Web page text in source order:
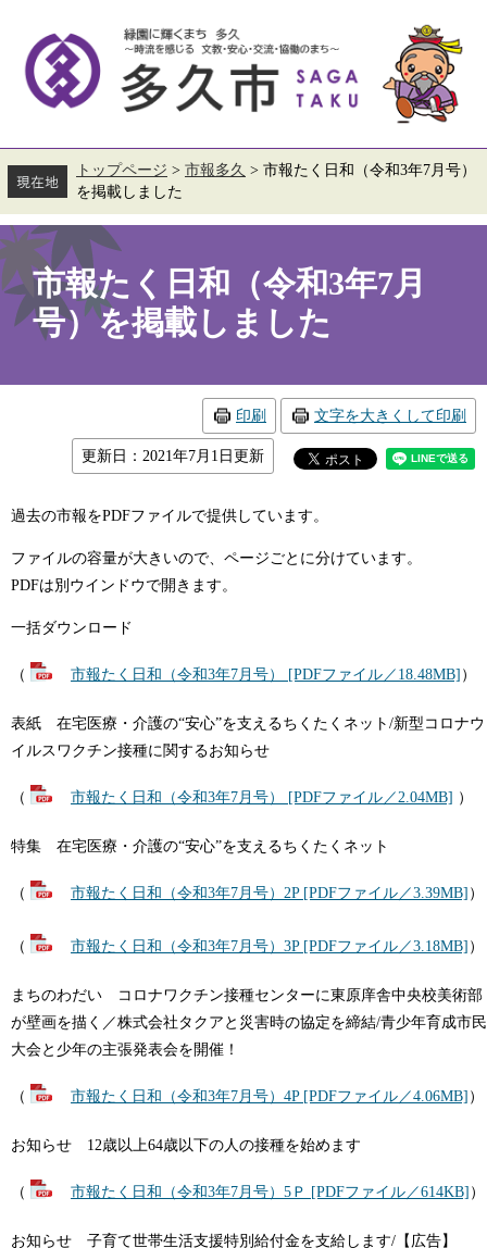
す。
し
て
へ
トップページ > 市報多久 > 市報たく日和（令和3年7月号）
を掲載しました
本
文
市報たく日和（令和3年7月
号）を掲載しました
印刷 文字を大きくして印刷
更新日：2021年7月1日更新
過去の市報をPDFファイルで提供しています。
ファイルの容量が大きいので、ページごとに分けています。
PDFは別ウインドウで開きます。
一括ダウンロード
（ 市報たく日和（令和3年7月号） [PDFファイル／18.48MB] ）
表紙 在宅医療・介護の“安心”を支えるちくたくネット/新型コロナウ
イルスワクチン接種に関するお知らせ
（ 市報たく日和（令和3年7月号） [PDFファイル／2.04MB] ）
特集 在宅医療・介護の“安心”を支えるちくたくネット
（ 市報たく日和（令和3年7月号）2P [PDFファイル／3.39MB] ）
（ 市報たく日和（令和3年7月号）3P [PDFファイル／3.18MB] ）
まちのわだい コロナワクチン接種センターに東原庠舎中央校美術部
が壁画を描く／株式会社タクアと災害時の協定を締結/青少年育成市民
大会と少年の主張発表会を開催！
（ 市報たく日和（令和3年7月号）4P [PDFファイル／4.06MB] ）
お知らせ 12歳以上64歳以下の人の接種を始めます
（ 市報たく日和（令和3年7月号）5Ｐ [PDFファイル／614KB] ）
お知らせ 子育て世帯生活支援特別給付金を支給します/【広告】